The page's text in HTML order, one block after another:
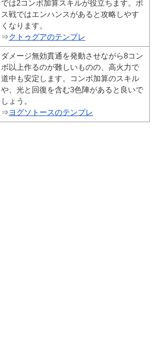
では2コンボ加算スキルが役立ちます。ボ
ス戦ではエンハンスがあると攻略しやす
くなります。
⇒クトゥグアのテンプレ
ダメージ無効貫通を発動させながら8コン
ボ以上作るのが難しいものの、高火力で
道中も安定します。コンボ加算のスキル
や、光と回復を含む3色陣があると良いで
しょう。
⇒ヨグソトースのテンプレ